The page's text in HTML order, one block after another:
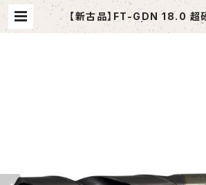
【新古品】FT-GDN 18.0 超
(OSG) | tomashop